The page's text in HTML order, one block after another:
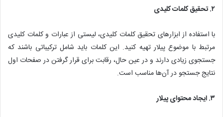
۲. تحقیق کلمات کلیدی
با استفاده از ابزارهای تحقیق کلمات کلیدی، لیستی از عبارات و کلمات کلیدی
مرتبط با موضوع پیلار تهیه کنید. این کلمات باید شامل ترکیباتی باشند که
جستجوی زیادی دارند و در عین حال، رقابت برای قرار گرفتن در صفحات اول
نتایج جستجو در آن‌ها مناسب است.
۳. ایجاد محتوای پیلار